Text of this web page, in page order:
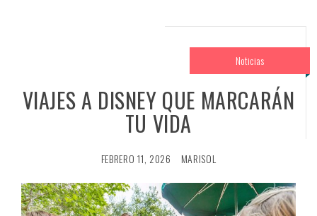
Noticias
VIAJES A DISNEY QUE MARCARÁN
TU VIDA
FEBRERO 11, 2026 MARISOL